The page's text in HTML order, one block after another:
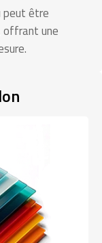
peut être
offrant une